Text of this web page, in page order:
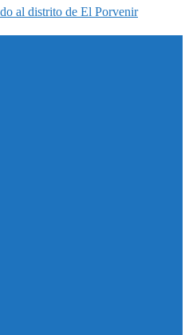
al distrito de El Porvenir